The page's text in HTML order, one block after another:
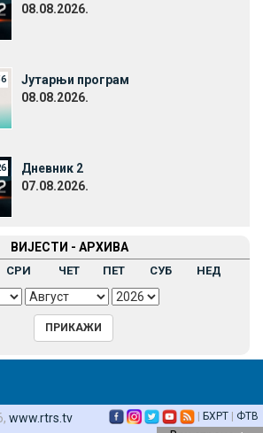
08.08.2026.
Јутарњи програм
08.08.2026.
Дневник 2
07.08.2026.
ВИЈЕСТИ - АРХИВА
СРИ ЧЕТ ПЕТ СУБ НЕД
www.rtrs.tv | БХРТ | ФТВ